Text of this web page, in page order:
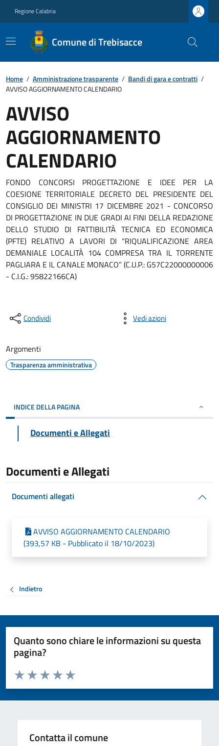
Regione Calabria
Comune di Trebisacce
Home / Amministrazione trasparente / Bandi di gara e contratti /
AVVISO AGGIORNAMENTO CALENDARIO
AVVISO
AGGIORNAMENTO
CALENDARIO
FONDO CONCORSI PROGETTAZIONE E IDEE PER LA
COESIONE TERRITORIALE DECRETO DEL PRESIDENTE DEL
CONSIGLIO DEI MINISTRI 17 DICEMBRE 2021 - CONCORSO
DI PROGETTAZIONE IN DUE GRADI AI FINI DELLA REDAZIONE
DELLO STUDIO DI FATTIBILITÀ TECNICA ED ECONOMICA
(PFTE) RELATIVO A LAVORI DI “RIQUALIFICAZIONE AREA
DEMANIALE LOCALITÀ 104 COMPRESA TRA IL TORRENTE
PAGLIARA E IL CANALE MONACO” (C.U.P.: G57C22000000006
- C.I.G.: 95822166CA)
Condividi Vedi azioni
Argomenti
Trasparenza amministrativa
INDICE DELLA PAGINA
Documenti e Allegati
Documenti e Allegati
Documenti allegati
AVVISO AGGIORNAMENTO CALENDARIO
(393,57 KB - Pubblicato il 18/10/2023)
Indietro
Quanto sono chiare le informazioni su questa
pagina?
Valuta da 1 a 5 stelle la pagina
Valuta 5 stelle su 5
Valuta 4 stelle su 5
Valuta 3 stelle su 5
Valuta 2 stelle su 5
Valuta 1 stelle su 5
Contatta il comune